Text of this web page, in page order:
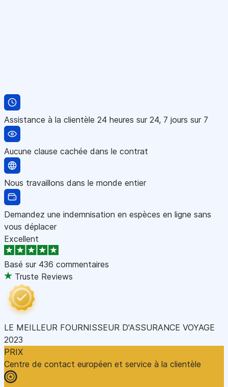
Assistance à la clientèle 24 heures sur 24, 7 jours sur 7
Aucune clause cachée dans le contrat
Nous travaillons dans le monde entier
Demandez une indemnisation en espèces en ligne sans
vous déplacer
Excellent
Basé sur 436 commentaires
Truste Reviews
LE MEILLEUR FOURNISSEUR D'ASSURANCE VOYAGE
2023
PRIX
Centre de contact européen et service à la clientèle